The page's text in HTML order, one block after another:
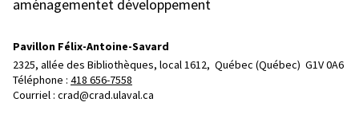
aménagementet développement
Pavillon Félix-Antoine-Savard
2325, allée des Bibliothèques, local 1612, Québec (Québec)  G1V 0A6
Téléphone : 418 656-7558
Courriel : crad@crad.ulaval.ca